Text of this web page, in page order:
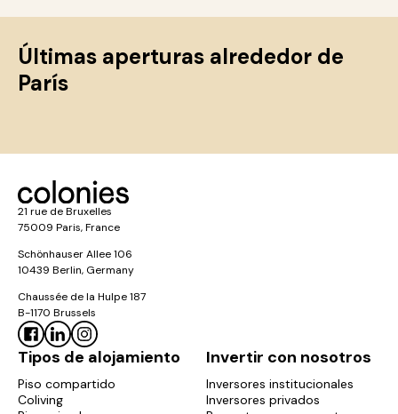
Últimas aperturas alrededor de
París
21 rue de Bruxelles
75009 Paris, France
Schönhauser Allee 106
10439 Berlin, Germany
Chaussée de la Hulpe 187
B-1170 Brussels
Tipos de alojamiento
Piso compartido
Coliving
Invertir con nosotros
Inversores institucionales
Inversores privados